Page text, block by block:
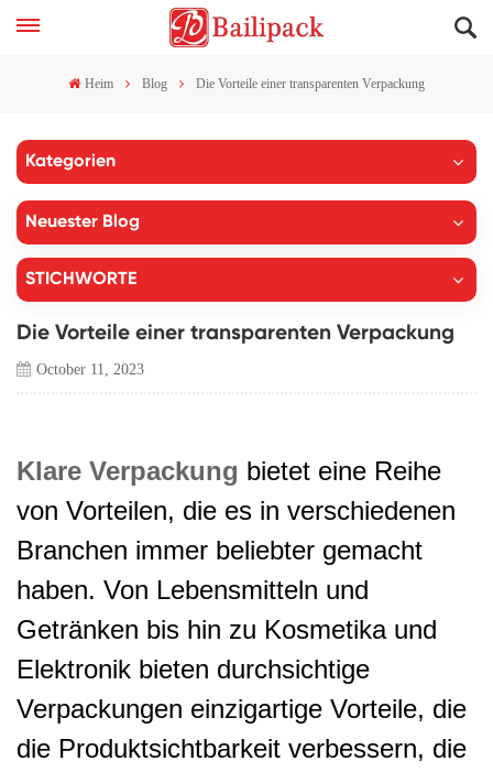
Heim Blog Die Vorteile einer transparenten Verpackung
Kategorien
Neuester Blog
STICHWORTE
Die Vorteile einer transparenten Verpackung
October 11, 2023
Klare Verpackung bietet eine Reihe
von Vorteilen, die es in verschiedenen
Branchen immer beliebter gemacht
haben. Von Lebensmitteln und
Getränken bis hin zu Kosmetika und
Elektronik bieten durchsichtige
Verpackungen einzigartige Vorteile, die
die Produktsichtbarkeit verbessern, die